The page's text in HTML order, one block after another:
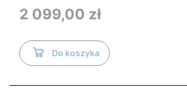
Tece i czarnym przyciskiem TeceNow
TR2216+Tece
Cena
2 099,00 zł
Do koszyka